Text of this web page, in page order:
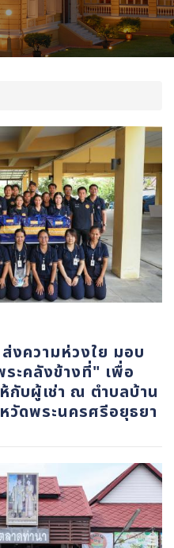
งความห่วงใย มอบ
ะคลังข้างที่" เพื่อ
กับผู้เช่า ณ ตำบลบ้าน
วัดพระนครศรีอยุธยา